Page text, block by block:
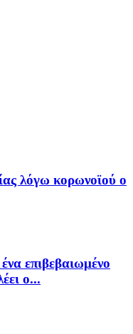
λόγω κορωνοϊού ο
επιβεβαιωμένο
ο...